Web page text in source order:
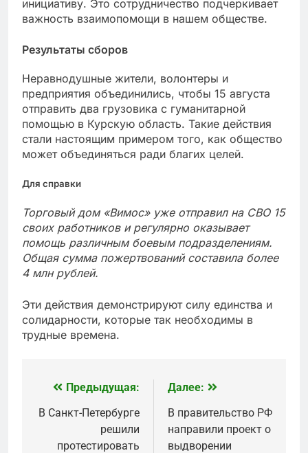
инициативу. Это сотрудничество подчеркивает
важность взаимопомощи в нашем обществе.
Результаты сборов
Неравнодушные жители, волонтеры и
предприятия объединились, чтобы 15 августа
отправить два грузовика с гуманитарной
помощью в Курскую область. Такие действия
стали настоящим примером того, как общество
может объединяться ради благих целей.
Для справки
Торговый дом «Вимос» уже отправил на СВО 15
своих работников и регулярно оказывает
помощь различным боевым подразделениям.
Общая сумма пожертвований составила более
4 млн рублей.
Эти действия демонстрируют силу единства и
солидарности, которые так необходимы в
трудные времена.
Навигация
по
записям
Предыдущая:
В Санкт-Петербурге
решили
протестировать
Далее:
В правительство РФ
направили проект о
выдворении